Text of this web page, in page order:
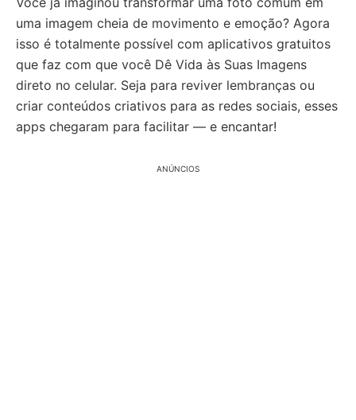
uma imagem cheia de movimento e emoção? Agora
isso é totalmente possível com aplicativos gratuitos
que faz com que você Dê Vida às Suas Imagens
direto no celular. Seja para reviver lembranças ou
criar conteúdos criativos para as redes sociais, esses
apps chegaram para facilitar — e encantar!
ANÚNCIOS